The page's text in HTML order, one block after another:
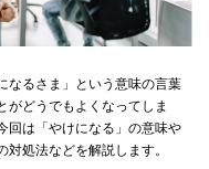
なるさま」という意味の言葉
がどうでもよくなってしま
回は「やけになる」の意味や
処法などを解説します。